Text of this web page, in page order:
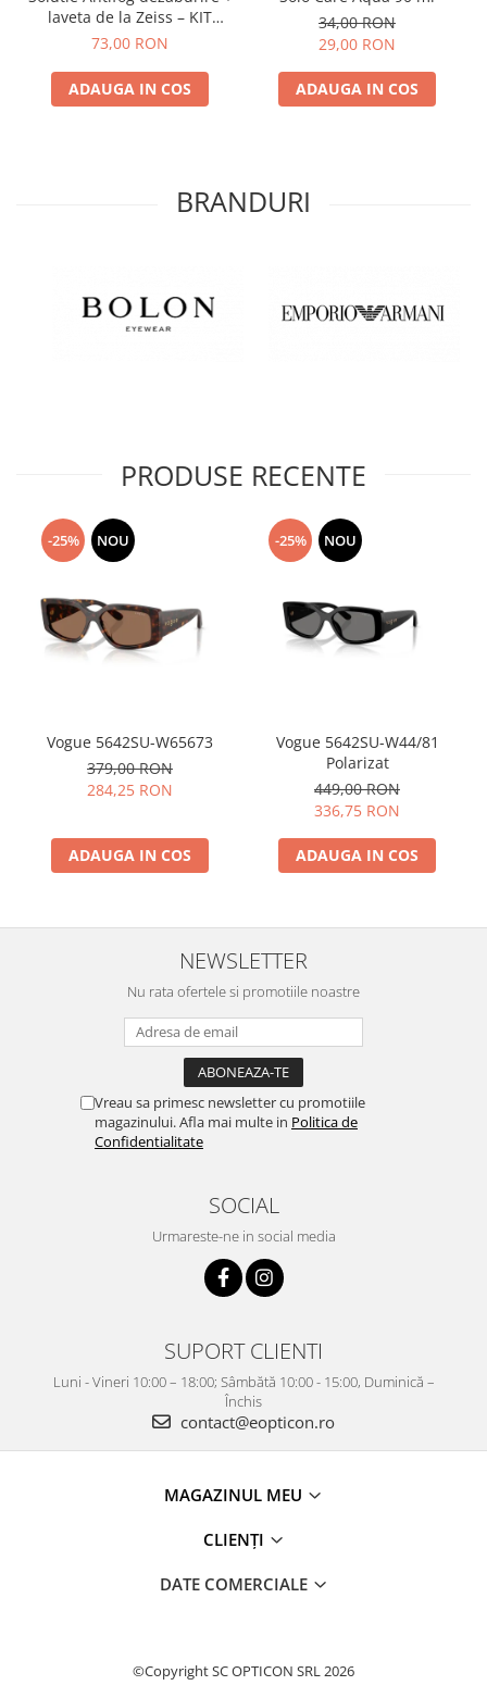
laveta de la Zeiss – KIT
COMPLET
73,00 RON
ADAUGA IN COS
34,00 RON
29,00 RON
ADAUGA IN COS
BRANDURI
PRODUSE RECENTE
-25% NOU
Vogue 5642SU-W65673
379,00 RON
284,25 RON
ADAUGA IN COS
-25% NOU
Vogue 5642SU-W44/81
Polarizat
449,00 RON
336,75 RON
ADAUGA IN COS
NEWSLETTER
Nu rata ofertele si promotiile noastre
Vreau sa primesc newsletter cu promotiile
magazinului. Afla mai multe in Politica de
Confidentialitate
SOCIAL
Urmareste-ne in social media
SUPORT CLIENTI
Luni - Vineri 10:00 – 18:00; Sâmbătă 10:00 - 15:00, Duminică –
Închis
contact@eopticon.ro
MAGAZINUL MEU
CLIENȚI
DATE COMERCIALE
©Copyright SC OPTICON SRL 2026